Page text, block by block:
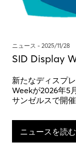
ニュース - 2025/11/28
SID Display
新たなディスプ
Weekが2026年5
サンゼルスで開催
ニュースを読む